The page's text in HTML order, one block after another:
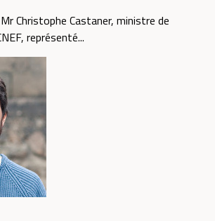
Christophe Castaner, ministre de
représenté...